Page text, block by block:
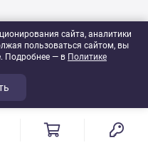
сайта, аналитики
пользоваться сайтом, вы
Подробнее — в Политике